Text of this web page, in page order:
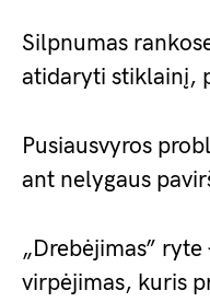
Silpnumas
atidaryti stiklainį,
Pusiausvyros
ant nelygaus
„Drebėjimas”
virpėjimas, kuris